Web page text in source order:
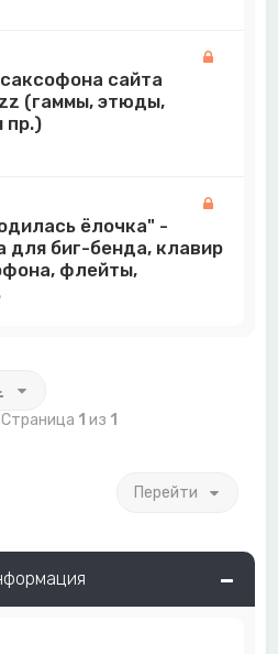
сайта
(гаммы, этюды,
пр.)
ёлочка" -
для биг-бенда, клавир
флейты,
Страница 1 из 1
Перейти